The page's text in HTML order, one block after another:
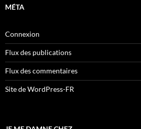
MÉTA
Connexion
Flux des publications
Flux des commentaires
Site de WordPress-FR